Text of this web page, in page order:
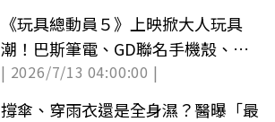
《玩具總動員５》上映掀大人玩具
潮！巴斯筆電、GD聯名手機殼、三
眼怪冷風扇
| 2026/7/13 04:00:00 |
撐傘、穿雨衣還是全身濕？醫曝「最